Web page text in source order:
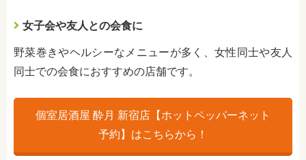
女子会や友人との会食に
野菜巻きやヘルシーなメニューが多く、女性同士や友人
同士での会食におすすめの店舗です。
個室居酒屋 酔月 新宿店【ホットペッパーネット
予約】はこちらから！